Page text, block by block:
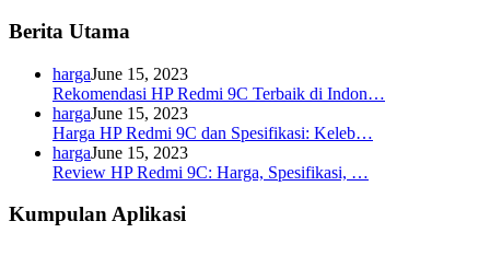
Berita Utama
hargaJune 15, 2023
Rekomendasi HP Redmi 9C Terbaik di Indon…
hargaJune 15, 2023
Harga HP Redmi 9C dan Spesifikasi: Keleb…
hargaJune 15, 2023
Review HP Redmi 9C: Harga, Spesifikasi, …
Kumpulan Aplikasi